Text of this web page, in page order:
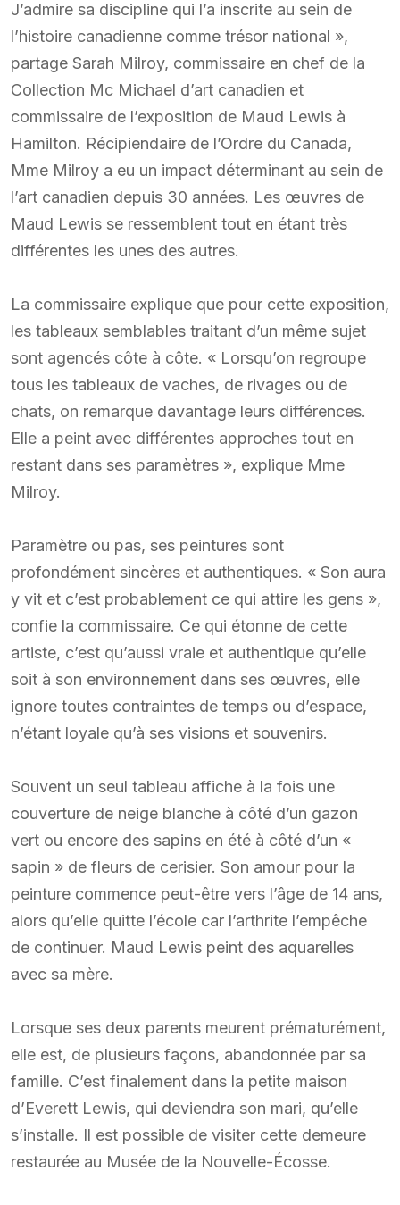
J’admire sa discipline qui l’a inscrite au sein de
l’histoire canadienne comme trésor national »,
partage Sarah Milroy, commissaire en chef de la
Collection Mc Michael d’art canadien et
commissaire de l’exposition de Maud Lewis à
Hamilton. Récipiendaire de l’Ordre du Canada,
Mme Milroy a eu un impact déterminant au sein de
l’art canadien depuis 30 années. Les œuvres de
Maud Lewis se ressemblent tout en étant très
différentes les unes des autres.
La commissaire explique que pour cette exposition,
les tableaux semblables traitant d’un même sujet
sont agencés côte à côte. « Lorsqu’on regroupe
tous les tableaux de vaches, de rivages ou de
chats, on remarque davantage leurs différences.
Elle a peint avec différentes approches tout en
restant dans ses paramètres », explique Mme
Milroy.
Paramètre ou pas, ses peintures sont
profondément sincères et authentiques. « Son aura
y vit et c’est probablement ce qui attire les gens »,
confie la commissaire. Ce qui étonne de cette
artiste, c’est qu’aussi vraie et authentique qu’elle
soit à son environnement dans ses œuvres, elle
ignore toutes contraintes de temps ou d’espace,
n’étant loyale qu’à ses visions et souvenirs.
Souvent un seul tableau affiche à la fois une
couverture de neige blanche à côté d’un gazon
vert ou encore des sapins en été à côté d’un «
sapin » de fleurs de cerisier. Son amour pour la
peinture commence peut-être vers l’âge de 14 ans,
alors qu’elle quitte l’école car l’arthrite l’empêche
de continuer. Maud Lewis peint des aquarelles
avec sa mère.
Lorsque ses deux parents meurent prématurément,
elle est, de plusieurs façons, abandonnée par sa
famille. C’est finalement dans la petite maison
d’Everett Lewis, qui deviendra son mari, qu’elle
s’installe. Il est possible de visiter cette demeure
restaurée au Musée de la Nouvelle-Écosse.